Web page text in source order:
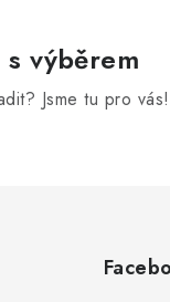
s výběrem
Jsme tu pro vás!